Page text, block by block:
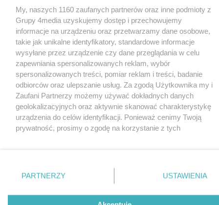
My, naszych 1160 zaufanych partnerów oraz inne podmioty z
Grupy 4media uzyskujemy dostęp i przechowujemy
informacje na urządzeniu oraz przetwarzamy dane osobowe,
takie jak unikalne identyfikatory, standardowe informacje
wysyłane przez urządzenie czy dane przeglądania w celu
zapewniania spersonalizowanych reklam, wybór
spersonalizowanych treści, pomiar reklam i treści, badanie
odbiorców oraz ulepszanie usług. Za zgodą Użytkownika my i
Zaufani Partnerzy możemy używać dokładnych danych
geolokalizacyjnych oraz aktywnie skanować charakterystykę
urządzenia do celów identyfikacji. Ponieważ cenimy Twoją
prywatność, prosimy o zgodę na korzystanie z tych
. Niektóre rodzaje przetwarzania
danych nie wymagają zgody użytkownika, ale masz prawo
zastosowania tylko na tej witrynie.
PARTNERZY USTAWIENIA